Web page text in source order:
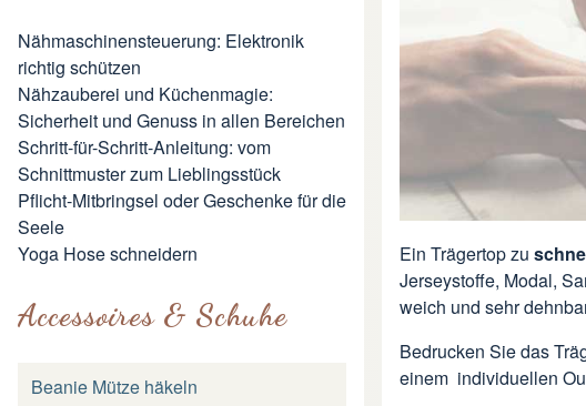
Nähmaschinensteuerung: Elektronik
richtig schützen
Nähzauberei und Küchenmagie:
Sicherheit und Genuss in allen Bereichen
Schritt-für-Schritt-Anleitung: vom
Schnittmuster zum Lieblingsstück
Pflicht-Mitbringsel oder Geschenke für die
Seele
Yoga Hose schneidern
Accessoires & Schuhe
Beanie Mütze häkeln
Ein Trägertop zu
Jerseystoffe, Modal,
weich und sehr
Bedrucken Sie das
einem individuellen